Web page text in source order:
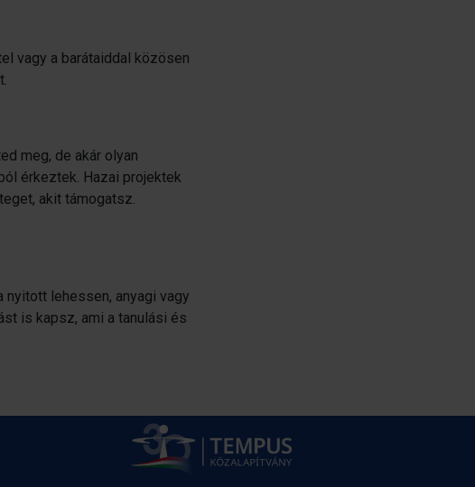
vagy a barátaiddal közösen
meg, de akár olyan
érkeztek. Hazai projektek
akit támogatsz.
nyitott lehessen, anyagi vagy
is kapsz, ami a tanulási és